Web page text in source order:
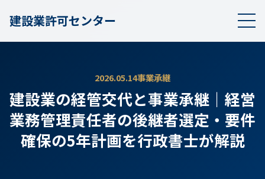
建設業許可センター
2026.05.14事業承継
建設業の経管交代と事業承継｜経営
業務管理責任者の後継者選定・要件
確保の5年計画を行政書士が解説